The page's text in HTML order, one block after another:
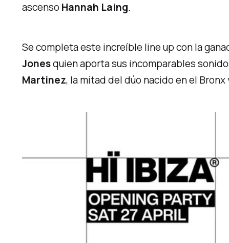
ascensoHannah Laing.
Se completa este increíble line up con la
Jonesquien aporta sus incomparables
Martinez, la mitad del dúo nacido en el